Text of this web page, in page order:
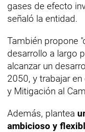
gases de efecto
señaló la entidad.
También propone
desarrollo a largo
alcanzar un
2050, y trabajar
y Mitigación al
Además, plantea
ambicioso y